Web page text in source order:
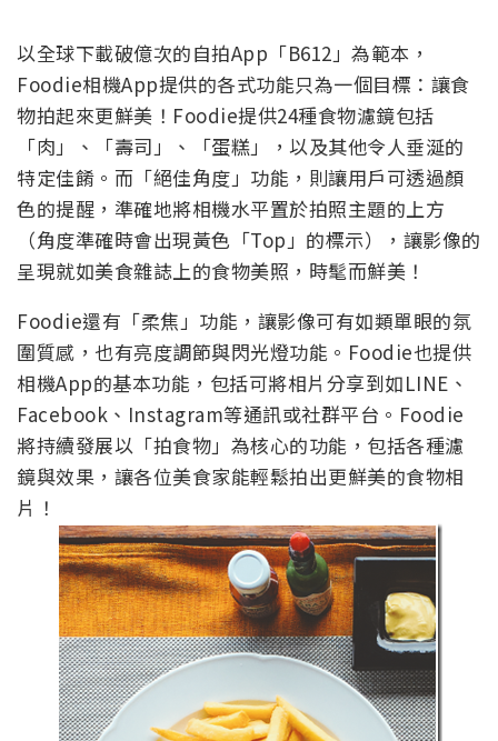
以全球下載破億次的自拍App「B612」為範本，
Foodie相機App提供的各式功能只為一個目標：讓食
物拍起來更鮮美！Foodie提供24種食物濾鏡包括
「肉」、「壽司」、「蛋糕」，以及其他令人垂涎的
特定佳餚。而「絕佳角度」功能，則讓用戶可透過顏
色的提醒，準確地將相機水平置於拍照主題的上方
（角度準確時會出現黃色「Top」的標示），讓影像的
呈現就如美食雜誌上的食物美照，時髦而鮮美！
Foodie還有「柔焦」功能，讓影像可有如類單眼的氛
圍質感，也有亮度調節與閃光燈功能。Foodie也提供
相機App的基本功能，包括可將相片分享到如LINE、
Facebook、Instagram等通訊或社群平台。Foodie
將持續發展以「拍食物」為核心的功能，包括各種濾
鏡與效果，讓各位美食家能輕鬆拍出更鮮美的食物相
片！